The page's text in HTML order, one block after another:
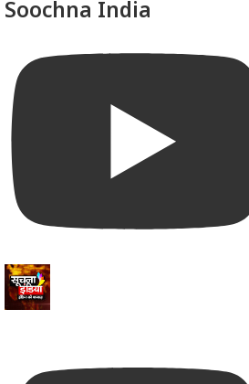
Soochna India